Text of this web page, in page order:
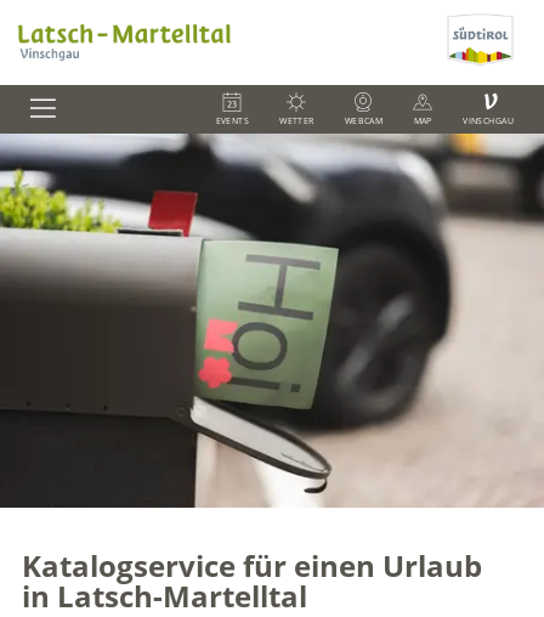
EVENTS WETTER WEBCAM MAP
V
VINSCHGAU
Katalogservice für einen Urlaub
in Latsch-Martelltal